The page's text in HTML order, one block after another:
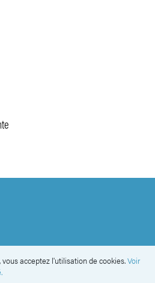
acceptez l'utilisation de cookies.Voir